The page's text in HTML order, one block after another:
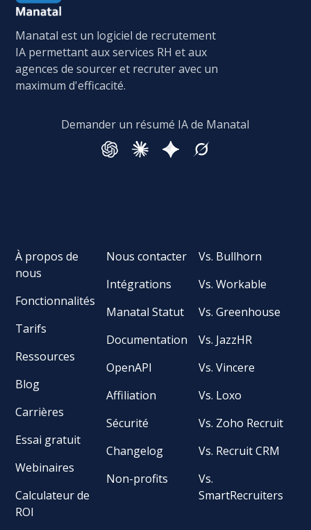
Manatal est un logiciel de recrutement
IA permettant aux services RH et aux
agences de sourcer et recruter avec un
maximum d'efficacité.
Demander un résumé IA de Manatal
À propos de
nous
Fonctionnalités
Tarifs
Ressources
Blog
Carrières
Essai gratuit
Webinaires
Calculateur de
ROI
Nous contacter
Intégrations
Manatal Statut
Documentation
OpenAPI
Affiliation
Sécurité
Changelog
Non-profits
Vs. Bullhorn
Vs. Workable
Vs. Greenhouse
Vs. JazzHR
Vs. Vincere
Vs. Loxo
Vs. Zoho Recruit
Vs. Recruit CRM
Vs.
SmartRecruiters